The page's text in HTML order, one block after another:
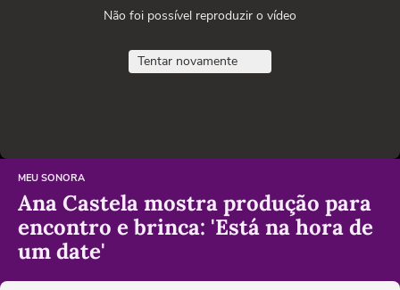
Não foi possível reproduzir o vídeo
Tentar novamente
MEU SONORA
Ana Castela mostra produção para
encontro e brinca: 'Está na hora de
um date'